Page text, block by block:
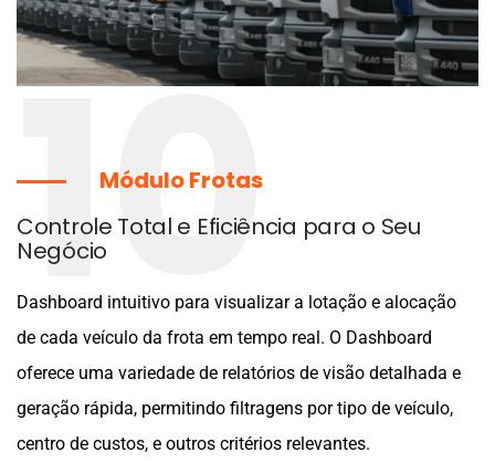
10
Módulo Frotas
Controle Total e Eficiência para o Seu
Negócio
Dashboard intuitivo para visualizar a lotação e alocação
de cada veículo da frota em tempo real. O Dashboard
oferece uma variedade de relatórios de visão detalhada e
geração rápida, permitindo filtragens por tipo de veículo,
centro de custos, e outros critérios relevantes.